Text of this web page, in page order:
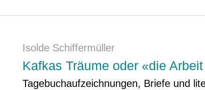
Isolde Schiffermüller
Kafkas Träume oder «die
Tagebuchaufzeichnungen, Briefe und